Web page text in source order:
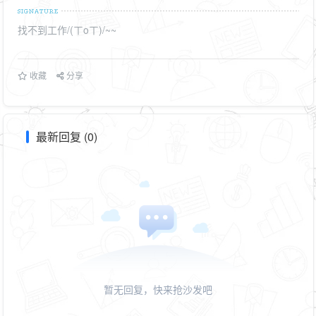
找不到工作/(ㄒoㄒ)/~~
收藏 分享
最新回复 (0)
暂无回复，快来抢沙发吧